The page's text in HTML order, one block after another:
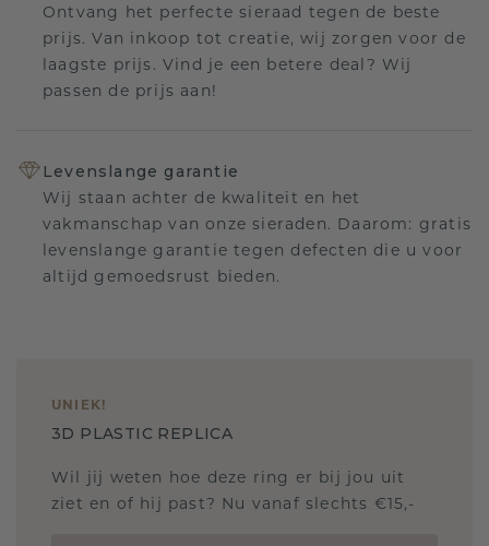
Ontvang het perfecte sieraad tegen de beste
prijs. Van inkoop tot creatie, wij zorgen voor de
laagste prijs. Vind je een betere deal? Wij
passen de prijs aan!
Levenslange garantie
Wij staan achter de kwaliteit en het
vakmanschap van onze sieraden. Daarom: gratis
levenslange garantie tegen defecten die u voor
altijd gemoedsrust bieden.
UNIEK!
3D PLASTIC REPLICA
Wil jij weten hoe deze ring er bij jou uit
ziet en of hij past? Nu vanaf slechts €15,-